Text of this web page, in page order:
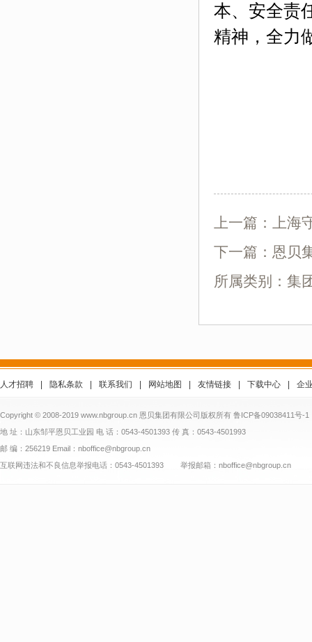
本、安全责
精神，全力
上一篇： 上海
下一篇： 恩贝
所属类别：集
人才招聘 隐私条款 联系我们 网站地图 友情链接 下载中心 企
Copyright © 2008-2019 www.nbgroup.cn 恩贝集团有限公司版权所有 鲁ICP备09038411号-1
地 址：山东邹平恩贝工业园 电 话：0543-4501393 传 真：0543-4501993
邮 编：256219 Email：nboffice@nbgroup.cn
互联网违法和不良信息举报电话：0543-4501393 举报邮箱：nboffice@nbgroup.cn